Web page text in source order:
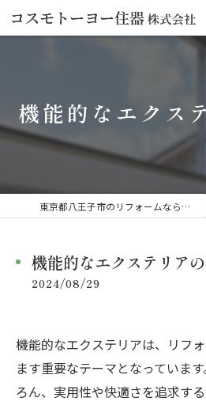
機能的なエクス
東京都八王子市のリフォームならコスモトーヨー住器株式会社
機能的なエクステリア
2024/08/29
機能的なエクステリアは、リフ
ます重要なテーマとなっていま
ろん、実用性や快適さを追求す